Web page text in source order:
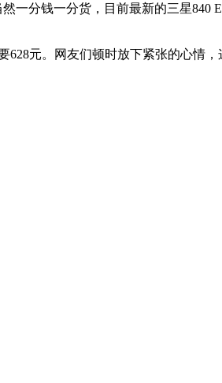
一分钱一分货，目前最新的三星840
元。网友们顿时放下紧张的心情